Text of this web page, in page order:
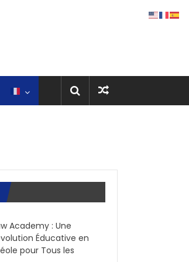
Academy : Une
Éducative en
pour Tous les